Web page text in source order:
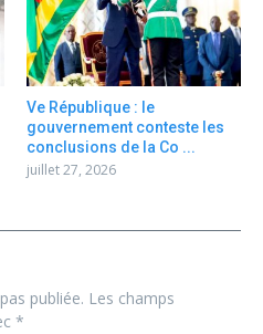
Ve République : le
gouvernement conteste les
conclusions de la Co ...
juillet 27, 2026
publiée. Les champs
*